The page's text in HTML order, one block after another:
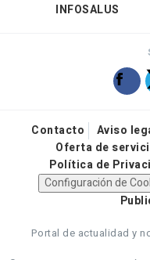
INFOSALUS
Contacto Aviso
Oferta de
Política de
Configuración de
Portal de actualidad y